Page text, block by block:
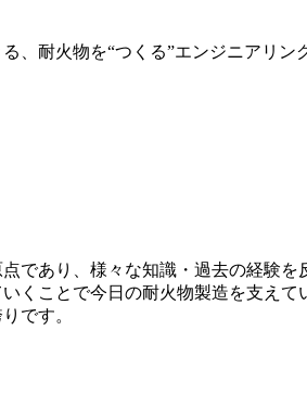
耐火物を“つくる”エンジニアリ
であり、様々な知識・過去の経験
くことで今日の耐火物製造を支えて
です。